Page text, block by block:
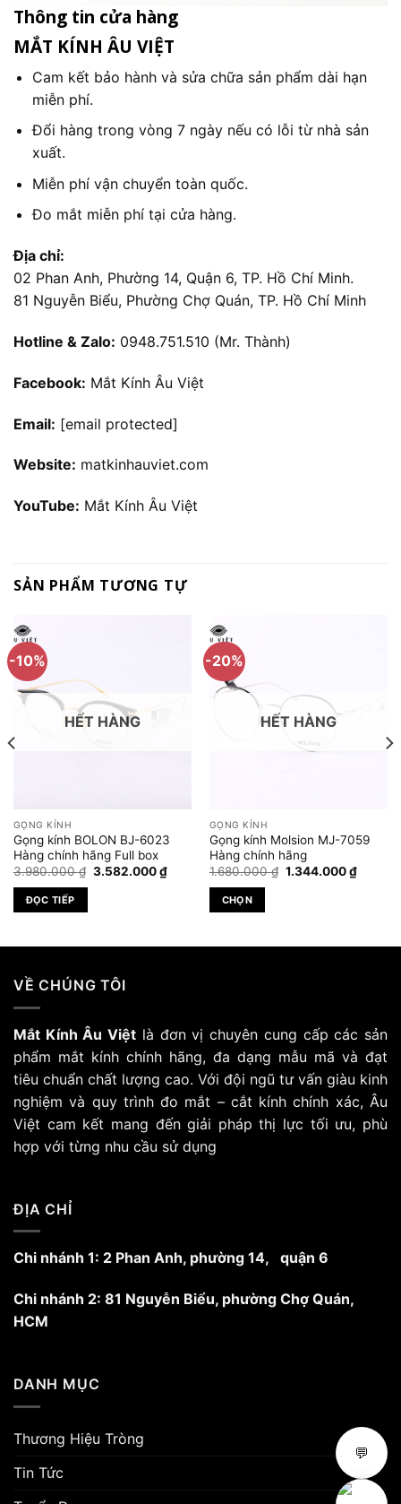
Thông tin cửa hàng
MẮT KÍNH ÂU VIỆT
Cam kết bảo hành và sửa chữa sản phẩm dài hạn
miễn phí.
Đổi hàng trong vòng 7 ngày nếu có lỗi từ nhà sản
xuất.
Miễn phí vận chuyển toàn quốc.
Đo mắt miễn phí tại cửa hàng.
Địa chỉ:
02 Phan Anh, Phường 14, Quận 6, TP. Hồ Chí Minh.
81 Nguyễn Biểu, Phường Chợ Quán, TP. Hồ Chí Minh
Hotline & Zalo: 0948.751.510 (Mr. Thành)
Facebook: Mắt Kính Âu Việt
Email: [email protected]
Website: matkinhauviet.com
YouTube: Mắt Kính Âu Việt
SẢN PHẨM TƯƠNG TỰ
-10%
HẾT HÀNG
GỌNG KÍNH
Gọng kính BOLON BJ-6023
Hàng chính hãng Full box
3.980.000₫ Giá
3.582.000₫Giá
hiện
3.582.000 ₫.
ĐỌC TIẾP
-20%
HẾT HÀNG
GỌNG KÍNH
Gọng kính Molsion MJ-7059
Hàng chính hãng
1.680.000₫ Giá
1.344.000₫Giá
hiện
CHỌN
thể.
Các
tùy
chọn
có
thể
được
₫.
VỀ CHÚNG TÔI
Mắt Kính Âu Việt là đơn vị chuyên cung cấp các sản
phẩm mắt kính chính hãng, đa dạng mẫu mã và đạt
tiêu chuẩn chất lượng cao. Với đội ngũ tư vấn giàu kinh
nghiệm và quy trình đo mắt – cắt kính chính xác, Âu
Việt cam kết mang đến giải pháp thị lực tối ưu, phù
hợp với từng nhu cầu sử dụng
ĐỊA CHỈ
Chi nhánh 1: 2 Phan Anh, phường 14, quận 6
Chi nhánh 2: 81 Nguyễn Biểu, phường Chợ Quán,
HCM
DANH MỤC
Thương Hiệu Tròng
Tin Tức
💬